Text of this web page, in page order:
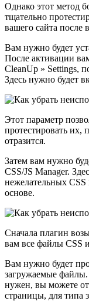
Однако этот метод
тщательно
вашего сайта после
Вам нужно будет
После активации
CleanUp » Settings,
Здесь нужно будет
Этот параметр
протестировать их,
отразится.
Затем вам нужно
CSS/JS Manager.
нежелательных
основе.
Сначала плагин
вам все файлы CSS
Вам нужно будет
загружаемые
нужен, вы можете
страницы, для типа